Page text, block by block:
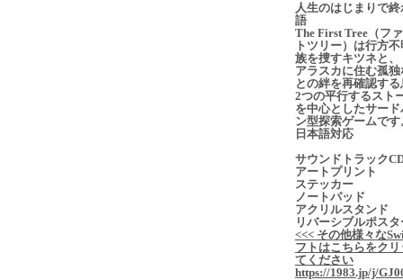
人生のはじまりで
語
The First Tree（フ
トツリー）は行方
族を捜すキツネと、
アラスカに住む孤
との絆を再確認す
2つの平行するスト
を中心としたサー
ン型探索ゲームです
日本語対応
サウンドトラック
アートプリント
ステッカー
ノートパッド
アクリルスタンド
リバーシブルポス
<<< その他様々な
フトはこちらをク
てください
https://1983.jp/j/